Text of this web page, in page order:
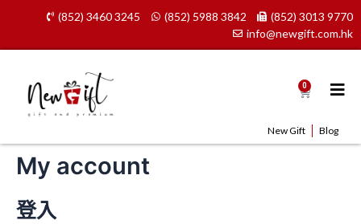
content
(852) 3460 3245 (852) 5988 3842
(852) 3013 9770
info@newgift.com.hk
0 Cart
New Gift Blog
My account
登入
必